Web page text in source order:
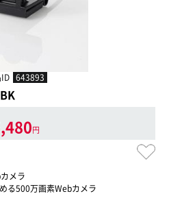
643893
円
メラ
る500万画素Webカメラ